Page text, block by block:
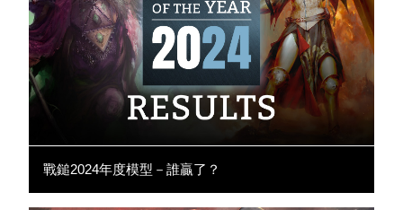
戰鎚2024年度模型－誰贏了？